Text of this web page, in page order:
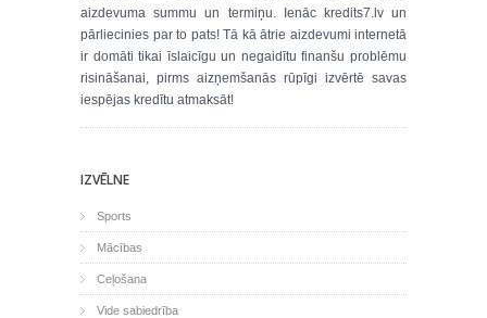
aizdevuma summu un termiņu. Ienāc kredits7.lv un
pārliecinies par to pats! Tā kā ātrie aizdevumi internetā
ir domāti tikai īslaicīgu un negaidītu finanšu problēmu
risināšanai, pirms aizņemšanās rūpīgi izvērtē savas
iespējas kredītu atmaksāt!
IZVĒLNE
Sports
Mācības
Ceļošana
Vide sabiedrība